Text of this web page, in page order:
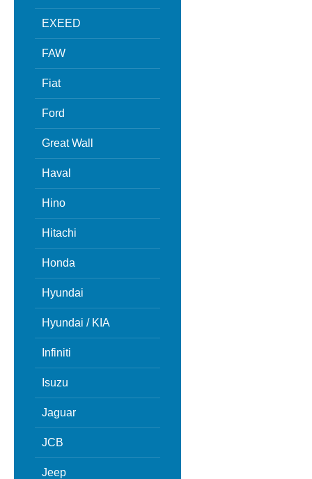
EXEED
FAW
Fiat
Ford
Great Wall
Haval
Hino
Hitachi
Honda
Hyundai
Hyundai / KIA
Infiniti
Isuzu
Jaguar
JCB
Jeep